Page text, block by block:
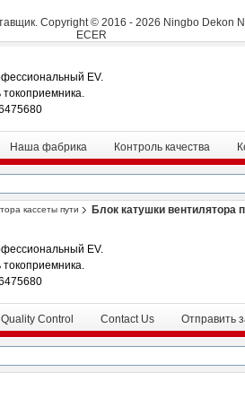
Copyright © 2016 - 2026 Ningbo Dekon
ECER
EV.
Наша фабрика Контроль качества
кассеты пути Блок катушки вентилятора
EV.
Quality Control Contact Us Отправить